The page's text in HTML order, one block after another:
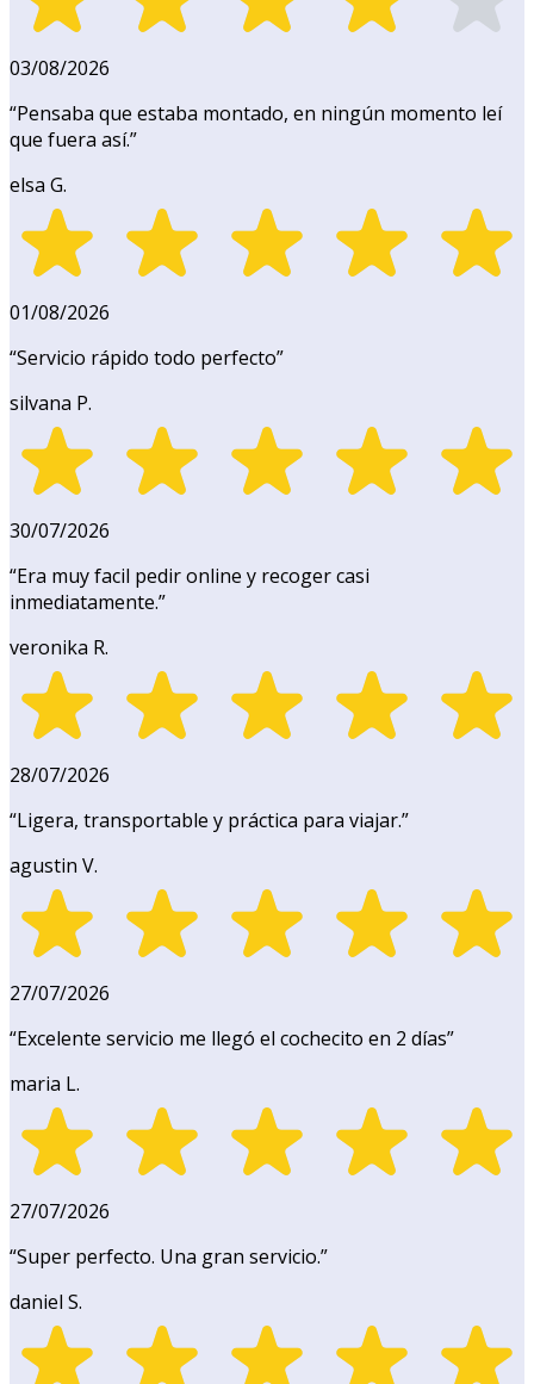
03/08/2026
“Pensaba que estaba montado, en ningún momento leí
que fuera así.”
elsa G.
01/08/2026
“Servicio rápido todo perfecto”
silvana P.
30/07/2026
“Era muy facil pedir online y recoger casi
inmediatamente.”
veronika R.
28/07/2026
“Ligera, transportable y práctica para viajar.”
agustin V.
27/07/2026
“Excelente servicio me llegó el cochecito en 2 días”
maria L.
27/07/2026
“Super perfecto. Una gran servicio.”
daniel S.